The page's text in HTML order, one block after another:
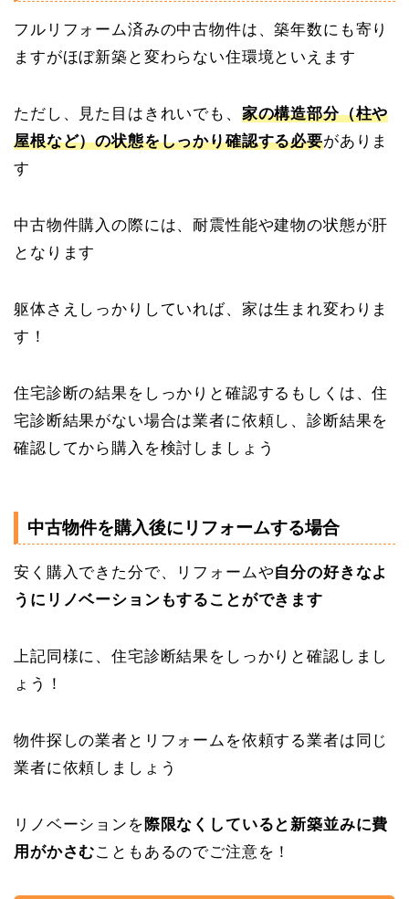
フルリフォーム済みの中古物件は、築年数にも寄り
ますがほぼ新築と変わらない住環境といえます
ただし、見た目はきれいでも、 家の構造部分（柱や
屋根など）の状態をしっかり確認する必要がありま
す
中古物件購入の際には、耐震性能や建物の状態が肝
となります
躯体さえしっかりしていれば、家は生まれ変わりま
す！
住宅診断の結果をしっかりと確認するもしくは、住
宅診断結果がない場合は業者に依頼し、診断結果を
確認してから購入を検討しましょう
中古物件を購入後にリフォームする場合
安く購入できた分で、リフォームや自分の好きなよ
うにリノベーションもすることができます
上記同様に、住宅診断結果をしっかりと確認しまし
ょう！
物件探しの業者とリフォームを依頼する業者は同じ
業者に依頼しましょう
リノベーションを 際限なくしていると新築並みに費
用がかさむこともあるのでご注意を！